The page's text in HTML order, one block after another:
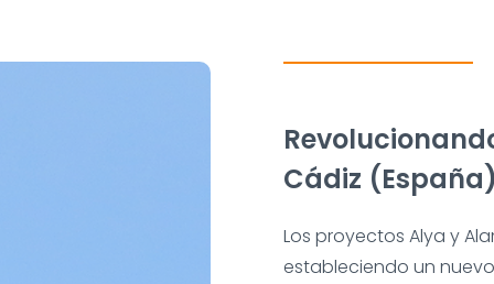
Cádiz
Los proyectos Alya y
estableciendo un